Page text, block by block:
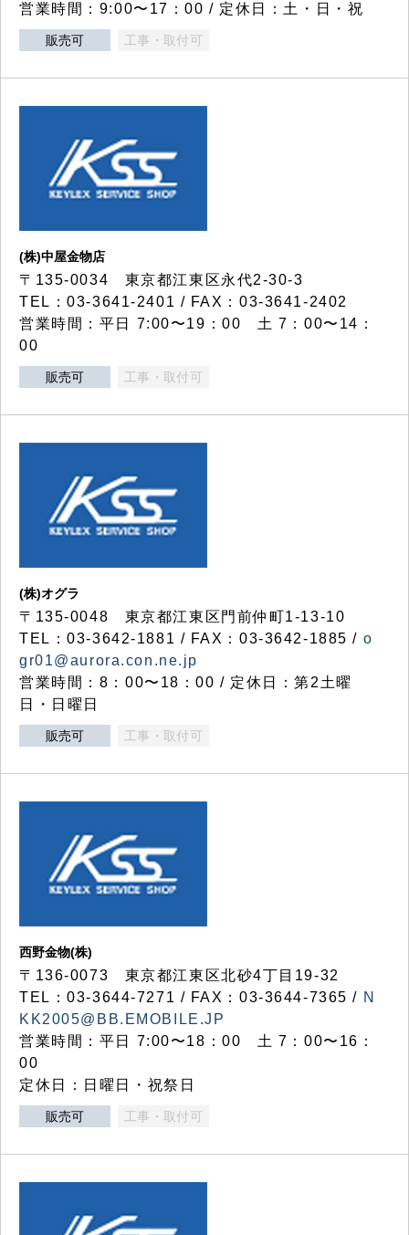
営業時間：9:00〜17：00 / 定休日：土・日・祝
販売可 工事・取付可
(株)中屋金物店
〒135-0034 東京都江東区永代2-30-3
TEL：03-3641-2401 / FAX：03-3641-2402
営業時間：平日 7:00〜19：00 土 7：00〜14：
00
販売可 工事・取付可
(株)オグラ
〒135-0048 東京都江東区門前仲町1-13-10
TEL：03-3642-1881 / FAX：03-3642-1885 / o
gr01@aurora.con.ne.jp
営業時間：8：00〜18：00 / 定休日：第2土曜
日・日曜日
販売可 工事・取付可
西野金物(株)
〒136-0073 東京都江東区北砂4丁目19-32
TEL：03‐3644‐7271 / FAX：03-3644-7365 / N
KK2005@BB.EMOBILE.JP
営業時間：平日 7:00〜18：00 土 7：00〜16：
00
定休日：日曜日・祝祭日
販売可 工事・取付可